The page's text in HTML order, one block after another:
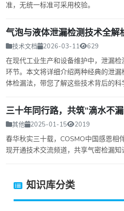
准，无统一标准可采用校验。
气泡与液体泄漏检测技术全解
技术文档 2026-03-11 629
在现代工业生产和设备维护中，泄漏
环节。本文将详细介绍两种经典的泄
体检漏法，带您了解这些技术背后的科
三十年同行路，共筑"滴水不
其他 2025-01-15 2019
春华秋实三十载，COSMO中国感恩相
现开通技术交流频道，共享气密检漏知
知识库分类